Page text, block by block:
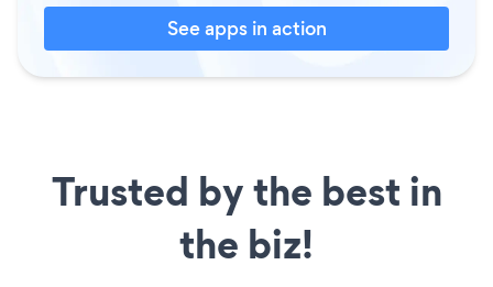
See apps in action
Trusted by the best in
the biz!